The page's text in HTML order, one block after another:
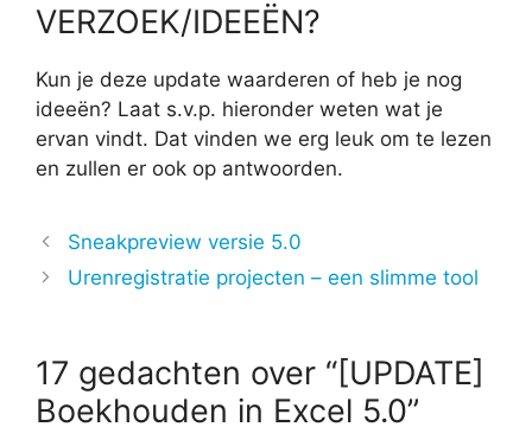
VERZOEK/IDEEËN?
Kun je deze update waarderen of heb je nog
ideeën? Laat s.v.p. hieronder weten wat je
ervan vindt. Dat vinden we erg leuk om te lezen
en zullen er ook op antwoorden.
Sneakpreview versie 5.0
Urenregistratie projecten – een slimme tool
17 gedachten over “[UPDATE]
Boekhouden in Excel 5.0”